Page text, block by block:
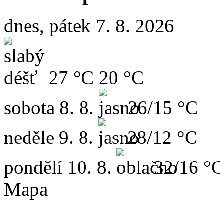
dnes, pátek 7. 8. 2026
27 °C 20 °C
sobota 8. 8.
26/15 °C
neděle 9. 8.
28/12 °C
pondělí 10. 8.
32/16
Mapa